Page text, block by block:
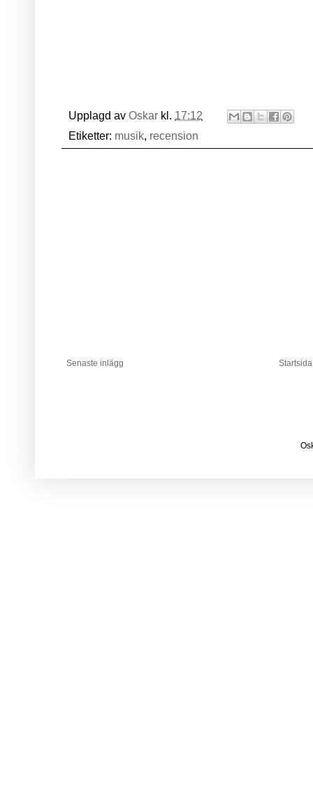
Upplagd av Oskar kl. 17:12
Etiketter: musik, recension
Senaste inlägg Startsida